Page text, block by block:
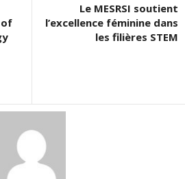
Le MESRSI soutient
l’excellence féminine dans
les filières STEM